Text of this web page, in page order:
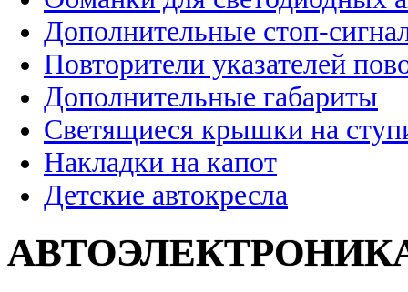
Дополнительные стоп-
Повторители указателей
Дополнительные габариты
Светящиеся крышки на
Накладки на капот
Детские автокресла